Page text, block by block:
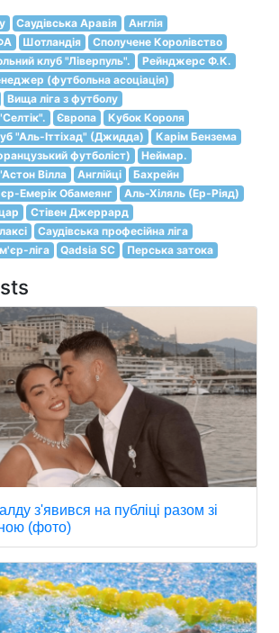
Саудівська Аравія
Англія
Шотландія
Сполучене Королівство
клуб "Ліверпуль".
Рейнджерс Ф.К.
(футбольна асоціація)
Вища ліга з футболу
Європа
Кубок Короля
"Аль-Іттіхад" (Джидда)
Карім Бензема
футболіст)
Неймар.
Вілла
Англійці
Бахрейн
Емерік Обамеянг
Аль-Хіляль (Ер-Ріяд)
Стівен Джеррард
Саудівська професійна ліга
ліга
Qadsia SC Перська затока
з'явився на публіці разом зі
(фото)